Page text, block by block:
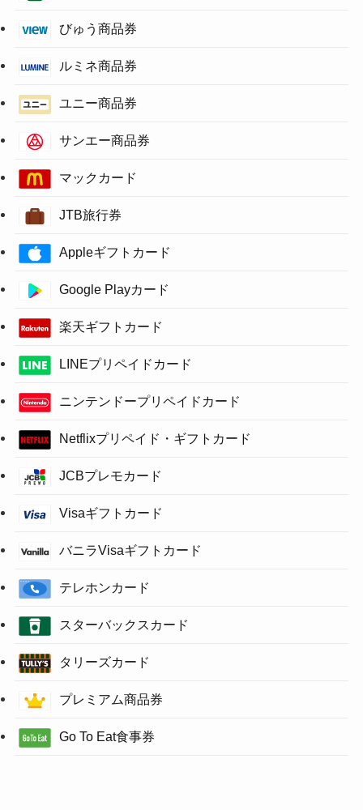
びゅう商品券
ルミネ商品券
ユニー商品券
サンエー商品券
マックカード
JTB旅行券
Appleギフトカード
Google Playカード
楽天ギフトカード
LINEプリペイドカード
ニンテンドープリペイドカード
Netflixプリペイド・ギフトカード
JCBプレモカード
Visaギフトカード
バニラVisaギフトカード
テレホンカード
スターバックスカード
タリーズカード
プレミアム商品券
Go To Eat食事券